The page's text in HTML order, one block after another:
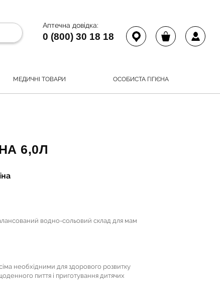
Аптечна довідка:
0 (800) 30 18 18
МЕДИЧНІ ТОВАРИ ОСОБИСТА ГІГІЄНА
6,0Л
водно-сольовий склад для мам
необхідними для здорового розвитку
пиття і приготування дитячих